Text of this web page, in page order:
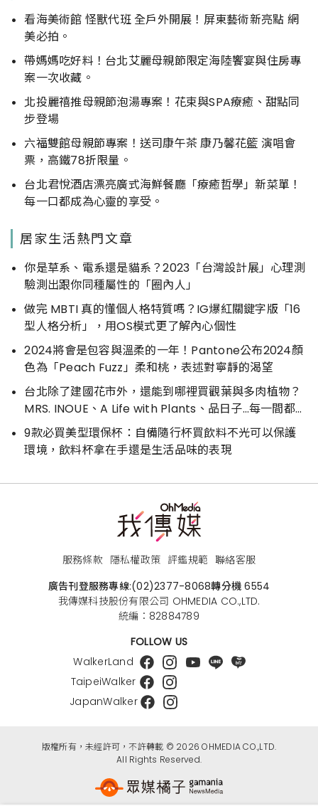
看海美術館 怪獸代班 全戶外開展！屏東藝術新亮點 網
美必拍。
帶媽媽吃好料！台北艾麗母親節限定海陸饗宴與住房專
案一次收藏。
北投麗禧推母親節泡湯專案！花束與SPA療癒、甜點同
步登場
六福雙館母親節專案！送司康午茶 康乃馨花籃 演唱會
票，高鐵78折限量。
台北君悅酒店漂亮廣式海鮮餐廳「療癒哲學」新菜單！
每一口都成為心靈的享受。
居家生活熱門文章
你是草系、電系還是貓系？2023「台灣設計展」心理測
驗測出跟你同種屬性的「圈內人」
做完 MBTI 真的懂個人格特質嗎？IG爆紅關鍵字版「16
型人格分析」，用OS模式更了解內心個性
2024將會是包容與溫柔的一年！Pantone公布2024顏
色為「Peach Fuzz」柔和桃，表述對寧靜的渴望
台北除了建國花市外，還能到哪裡買觀葉與多肉植物？
MRS. INOUE、A Life with Plants、品日子…每一間都好
好逛
9款必買美型環保杯：自備隨行杯買飲料不光可以保護
環境，飲料杯拿在手還是生活品味的表現
服務條款 隱私權政策 評鑑規範 聯絡客服
廣告刊登服務專線:(02)2377-8068轉分機 6554
我傳媒科技股份有限公司 OHMEDIA CO.,LTD.
統編：82884789
FOLLOW US
WalkerLand
TaipeiWalker
JapanWalker
版權所有，未經許可，不許轉載 © 2026 OHMEDIA CO.,LTD.
All Rights Reserved.